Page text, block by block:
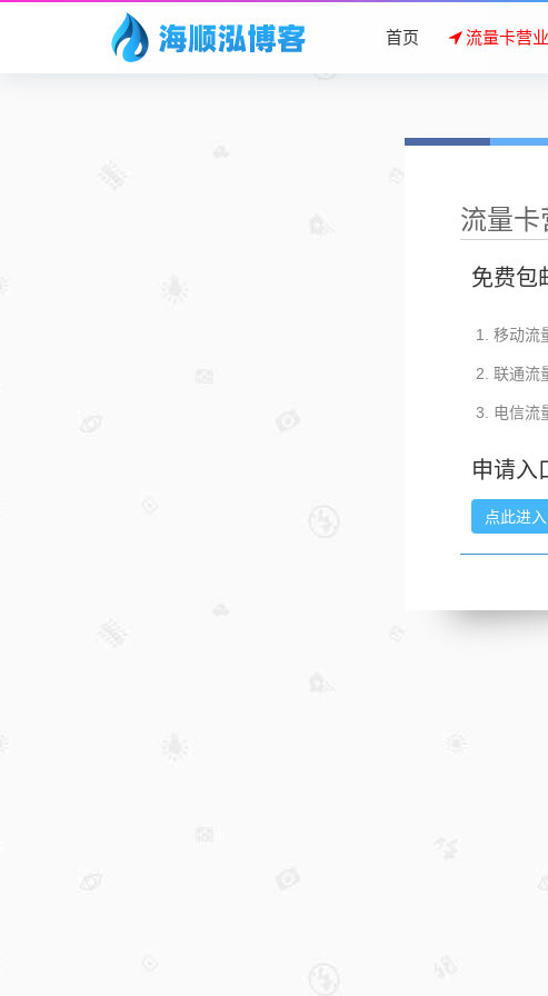
首页 流量卡营
流量卡
免费包
移动流
联通流
电信流
申请入
点此进